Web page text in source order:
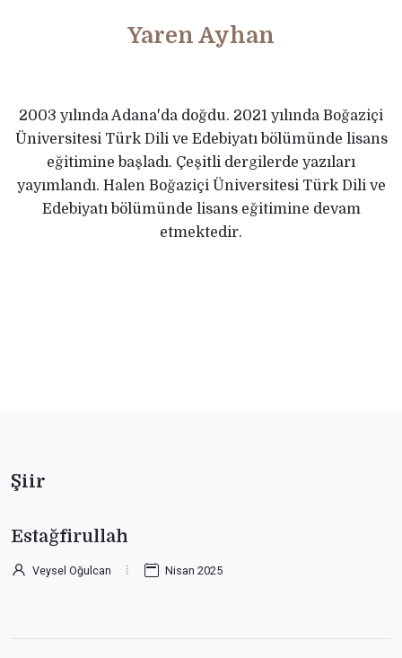
Yaren Ayhan
2003 yılında Adana'da doğdu. 2021 yılında Boğaziçi
Üniversitesi Türk Dili ve Edebiyatı bölümünde lisans
eğitimine başladı. Çeşitli dergilerde yazıları
yayımlandı. Halen Boğaziçi Üniversitesi Türk Dili ve
Edebiyatı bölümünde lisans eğitimine devam
etmektedir.
Şiir
Estağfirullah
Veysel Oğulcan Nisan 2025